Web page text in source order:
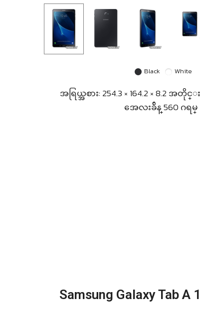
Black White
အရြယ္အစား: 254.3 × 164.2 × 8.2
အေလးခ်ိန္ 560 ဂရမ္
Samsung Galaxy Tab A